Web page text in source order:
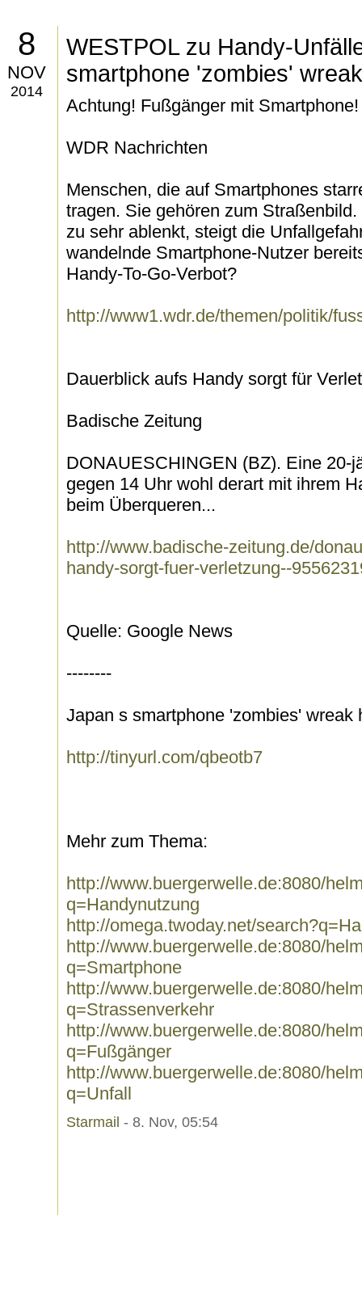
8
NOV
2014
WESTPOL zu Handy-
smartphone 'zombies'
Achtung! Fußgänger mit Smartphone!
WDR Nachrichten
Menschen, die auf Smartphones
tragen. Sie gehören zum
zu sehr ablenkt, steigt die
wandelnde Smartphone-Nutzer
Handy-To-Go-Verbot?
http://www1.wdr.de/themen/politik/
Dauerblick aufs Handy sorgt für
Badische Zeitung
DONAUESCHINGEN (BZ). Eine 20-
gegen 14 Uhr wohl derart mit ihrem
beim Überqueren...
http://www.badische-zeitung.de/
handy-sorgt-fuer-verletzung--
Quelle: Google News
--------
Japan s smartphone 'zombies' wreak
http://tinyurl.com/qbeotb7
Mehr zum Thema:
http://www.buergerwelle.de:8080/
q=Handynutzung
http://omega.twoday.net/
http://www.buergerwelle.de:8080/
q=Smartphone
http://www.buergerwelle.de:8080/
q=Strassenverkehr
http://www.buergerwelle.de:8080/
q=Fußgänger
http://www.buergerwelle.de:8080/
q=Unfall
Starmail - 8. Nov, 05:54